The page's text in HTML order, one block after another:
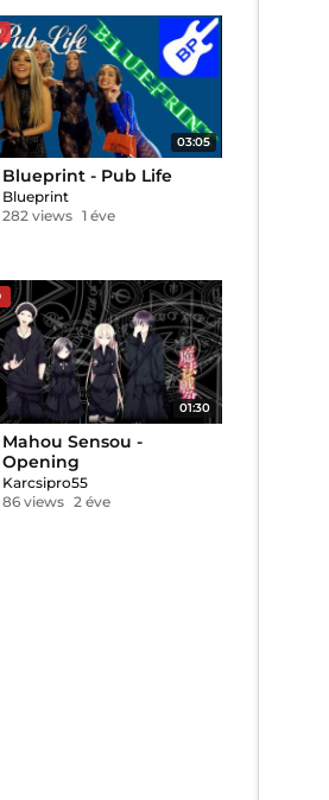
03:05
Blueprint - Pub Life
Blueprint
282 views 1 éve
01:30
Mahou Sensou -
Opening
Karcsipro55
86 views 2 éve